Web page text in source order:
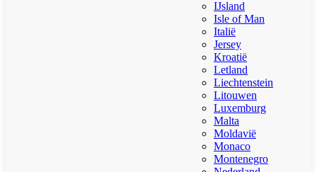
IJsland
Isle of Man
Italië
Jersey
Kroatië
Letland
Liechtenstein
Litouwen
Luxemburg
Malta
Moldavië
Monaco
Montenegro